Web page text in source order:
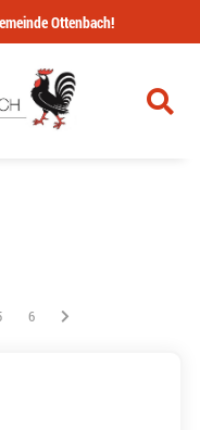
Ottenbach!
page
sur la page
êtes sur la page
Vous êtes sur la page
6